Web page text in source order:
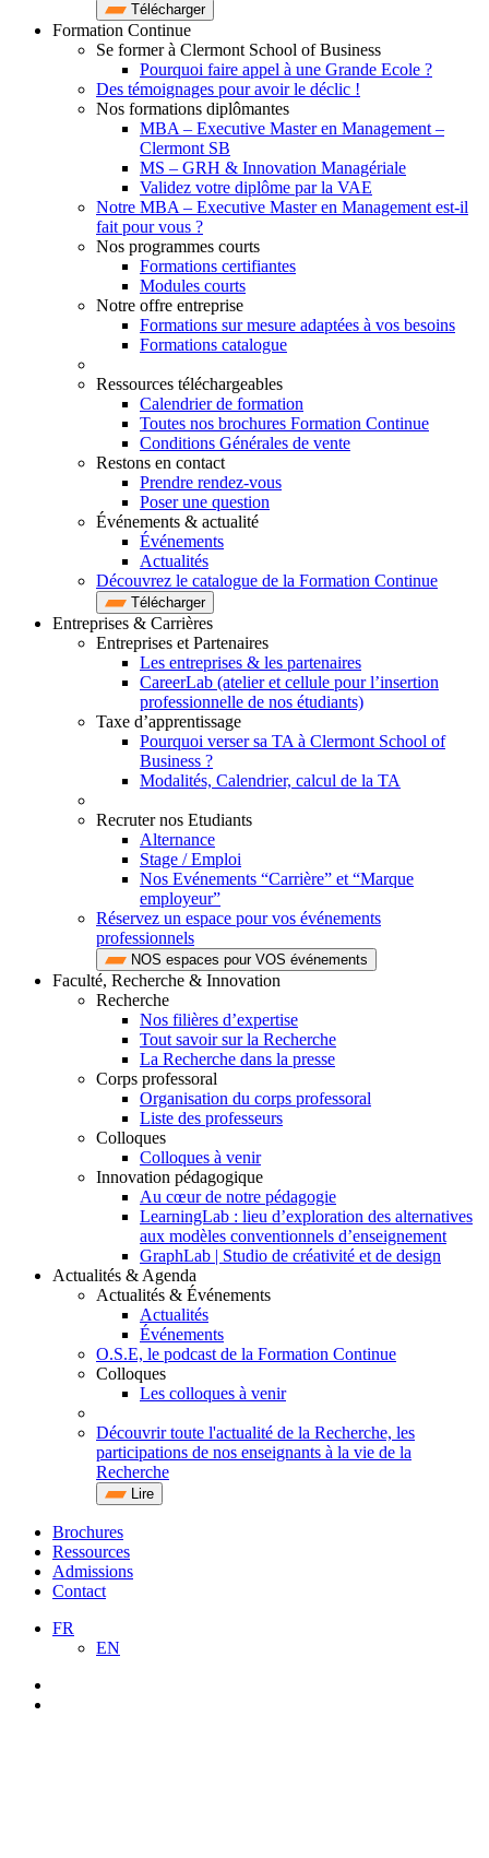
Télécharger
Formation Continue
Se former à Clermont School of Business
Pourquoi faire appel à une Grande Ecole ?
Des témoignages pour avoir le déclic !
Nos formations diplômantes
MBA – Executive Master en Management –
Clermont SB
MS – GRH & Innovation Managériale
Validez votre diplôme par la VAE
Notre MBA – Executive Master en Management est-il
fait pour vous ?
Nos programmes courts
Formations certifiantes
Modules courts
Notre offre entreprise
Formations sur mesure adaptées à vos besoins
Formations catalogue
Ressources téléchargeables
Calendrier de formation
Toutes nos brochures Formation Continue
Conditions Générales de vente
Restons en contact
Prendre rendez-vous
Poser une question
Événements & actualité
Événements
Actualités
Découvrez le catalogue de la Formation Continue
Télécharger
Entreprises & Carrières
Entreprises et Partenaires
Les entreprises & les partenaires
CareerLab (atelier et cellule pour l’insertion
professionnelle de nos étudiants)
Taxe d’apprentissage
Pourquoi verser sa TA à Clermont School of
Business ?
Modalités, Calendrier, calcul de la TA
Recruter nos Etudiants
Alternance
Stage / Emploi
Nos Evénements “Carrière” et “Marque
employeur”
Réservez un espace pour vos événements
professionnels
NOS espaces pour VOS événements
Faculté, Recherche & Innovation
Recherche
Nos filières d’expertise
Tout savoir sur la Recherche
La Recherche dans la presse
Corps professoral
Organisation du corps professoral
Liste des professeurs
Colloques
Colloques à venir
Innovation pédagogique
Au cœur de notre pédagogie
LearningLab : lieu d’exploration des alternatives
aux modèles conventionnels d’enseignement
GraphLab | Studio de créativité et de design
Actualités & Agenda
Actualités & Événements
Actualités
Événements
O.S.E, le podcast de la Formation Continue
Colloques
Les colloques à venir
Découvrir toute l'actualité de la Recherche, les
participations de nos enseignants à la vie de la
Recherche
Lire
Brochures
Ressources
Admissions
Contact
FR
EN